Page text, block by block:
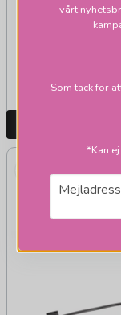
DCL
sladd
Skickas inom 1-
vårt
Som tack för
*Kan
email
Mejladress